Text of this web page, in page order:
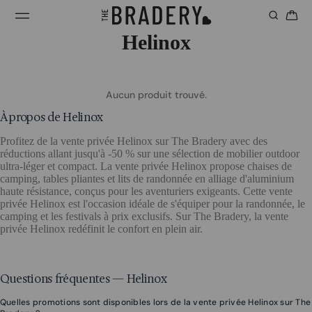
Helinox
Aucun produit trouvé.
À propos de Helinox
Profitez de la vente privée Helinox sur The Bradery avec des
réductions allant jusqu'à -50 % sur une sélection de mobilier outdoor
ultra-léger et compact. La vente privée Helinox propose chaises de
camping, tables pliantes et lits de randonnée en alliage d'aluminium
haute résistance, conçus pour les aventuriers exigeants. Cette vente
privée Helinox est l'occasion idéale de s'équiper pour la randonnée, le
camping et les festivals à prix exclusifs. Sur The Bradery, la vente
privée Helinox redéfinit le confort en plein air.
Questions fréquentes — Helinox
Quelles promotions sont disponibles lors de la vente privée Helinox sur The